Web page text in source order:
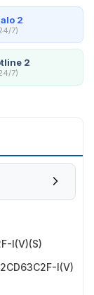
2
7)
2
7)
I(V)(S)
I(V)